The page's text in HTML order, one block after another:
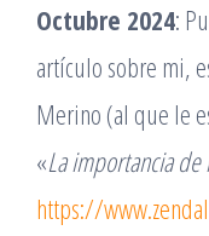
Octubre 2024:
artículo sobre mi,
Merino (al que le
«La importancia de
https://